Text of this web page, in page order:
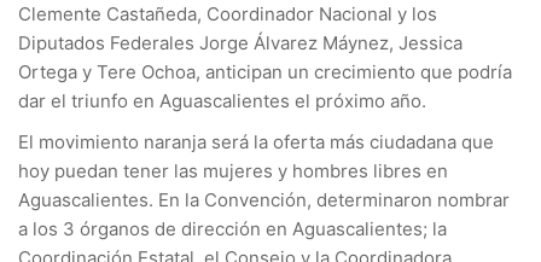
Clemente Castañeda, Coordinador Nacional y los
Diputados Federales Jorge Álvarez Máynez, Jessica
Ortega y Tere Ochoa, anticipan un crecimiento que podría
dar el triunfo en Aguascalientes el próximo año.
El movimiento naranja será la oferta más ciudadana que
hoy puedan tener las mujeres y hombres libres en
Aguascalientes. En la Convención, determinaron nombrar
a los 3 órganos de dirección en Aguascalientes; la
Coordinación Estatal, el Consejo y la Coordinadora